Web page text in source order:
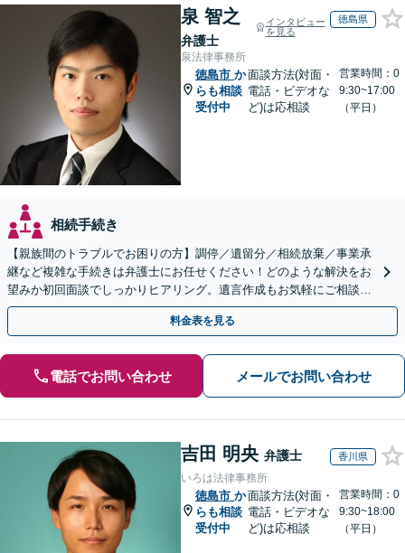
泉 智之
弁護士
インタビュー
を見る
徳島県
泉法律事務所
徳島市 か
らも相談
受付中
面談方法(対面・
電話・ビデオな
ど)は応相談
営業時間：0
9:30~17:00
（平日）
相続手続き
【親族間のトラブルでお困りの方】調停／遺留分／相続放棄／事業承
継など複雑な手続きは弁護士にお任せください！どのような解決をお
望みか初回面談でしっかりヒアリング。遺言作成もお気軽にご相談く
ださい。
料金表を見る
電話でお問い合わせ メールでお問い合わせ
吉田 明央 弁護士 香川県
いろは法律事務所
徳島市 か
らも相談
受付中
面談方法(対面・
電話・ビデオな
ど)は応相談
営業時間：0
9:30~18:00
（平日）